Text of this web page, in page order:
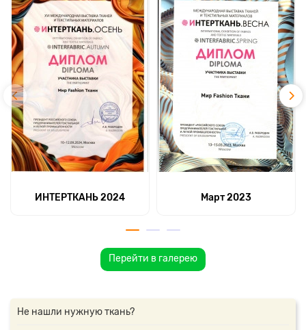
ИНТЕРТКАНЬ 2024 Март 2023
Перейти в галерею
Не нашли нужную ткань?